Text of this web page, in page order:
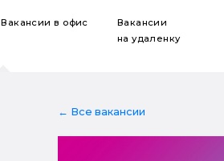
Вакансиив офис
Вакансии
на удаленку
← Все вакансии